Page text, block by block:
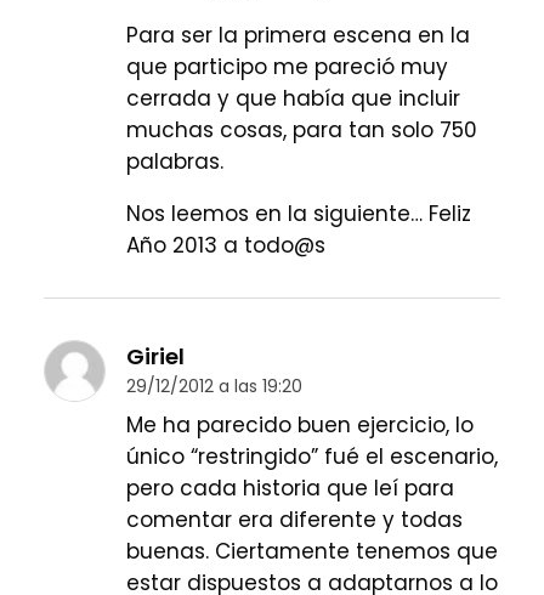
Para ser la primera escena en la
que participo me pareció muy
cerrada y que había que incluir
muchas cosas, para tan solo 750
palabras.
Nos leemos en la siguiente… Feliz
Año 2013 a todo@s
Giriel
29/12/2012 a las 19:20
Me ha parecido buen ejercicio, lo
único “restringido” fué el escenario,
pero cada historia que leí para
comentar era diferente y todas
buenas. Ciertamente tenemos que
estar dispuestos a adaptarnos a lo